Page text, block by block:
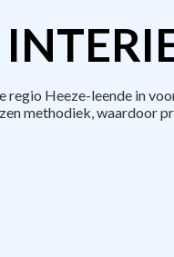
Heeze-leende in
methodiek, waardoor